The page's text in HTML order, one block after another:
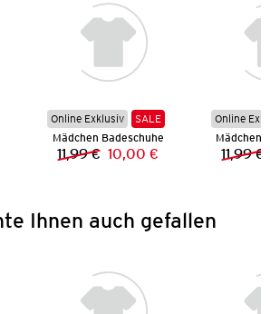
Preis:
Online Exklusiv
SALE
Mädchen Badeschuhe
Vorheriger Preis:
11,99 € Neuer Preis:
10,00 €
Online
Mädchen
11,99 €
Ihnen auch gefallen